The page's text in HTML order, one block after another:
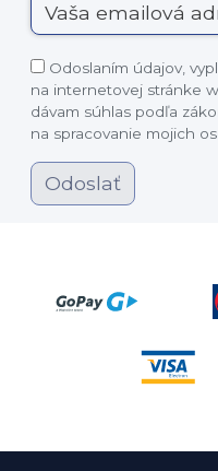
Odoslaním údajov,
na internetovej stránke
dávam súhlas podľa
na spracovanie mojich
Odoslať